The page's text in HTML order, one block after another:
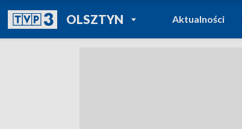
OLSZTYNPOWRÓT DO
TVP REGIONY
Aktualności